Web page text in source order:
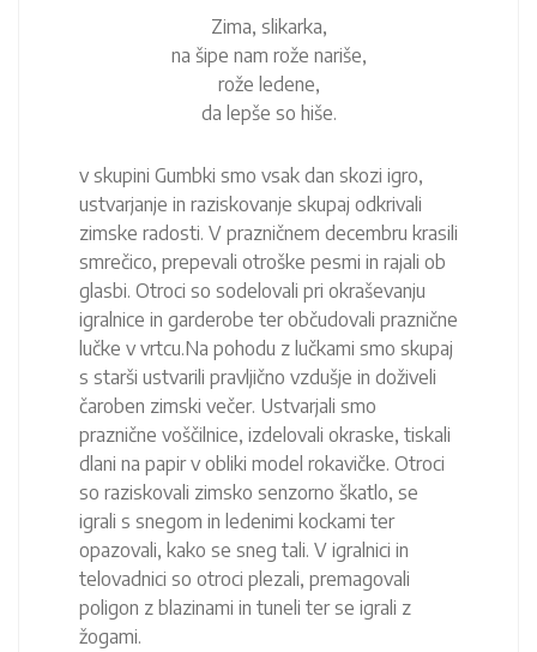
Zima, slikarka,
na šipe nam rože nariše,
rože ledene,
da lepše so hiše.
v skupini Gumbki smo vsak dan skozi igro,
ustvarjanje in raziskovanje skupaj odkrivali
zimske radosti. V prazničnem decembru krasili
smrečico, prepevali otroške pesmi in rajali ob
glasbi. Otroci so sodelovali pri okraševanju
igralnice in garderobe ter občudovali praznične
lučke v vrtcu.Na pohodu z lučkami smo skupaj
s starši ustvarili pravljično vzdušje in doživeli
čaroben zimski večer. Ustvarjali smo
praznične voščilnice, izdelovali okraske, tiskali
dlani na papir v obliki model rokavičke. Otroci
so raziskovali zimsko senzorno škatlo, se
igrali s snegom in ledenimi kockami ter
opazovali, kako se sneg tali. V igralnici in
telovadnici so otroci plezali, premagovali
poligon z blazinami in tuneli ter se igrali z
žogami.